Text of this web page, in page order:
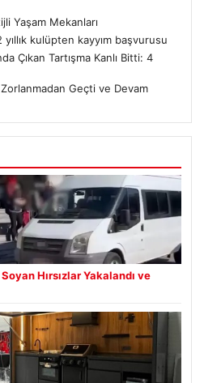
Yaşam Mekanları
kulüpten kayyım başvurusu
Çıkan Tartışma Kanlı Bitti: 4
Geçti ve Devam
Hırsızlar Yakalandı ve